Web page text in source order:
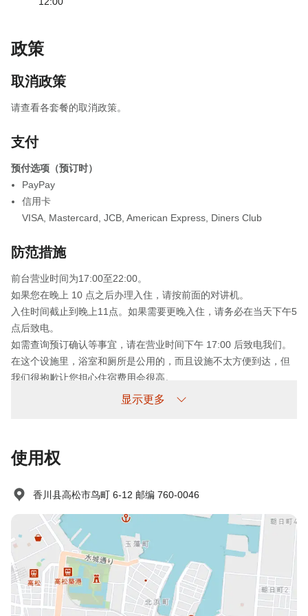
政策
取消政策
请查看各套餐的取消政策。
支付
预付选项（预订时）
PayPay
信用卡
VISA Mastercard JCB American Express Diners Club
防范措施
前台营业时间为17:00至22:00。
如果您在晚上 10 点之后办理入住，请按前面的对讲机。
入住时间截止到晚上11点。如果需要更晚入住，请务必在当天下午5
点后致电。
如需查询预订确认等事宜，请在营业时间下午 17:00 后致电我们。
在这个设施里，浴室和厕所是公用的，而且设施不太方便到达，但
我们很抱歉让您担心住宿费用会很高。
未提前取消/未入住：收取100%住宿费
显示更多
使用权
香川县高松市鸟町 6-12 邮编 760-0046